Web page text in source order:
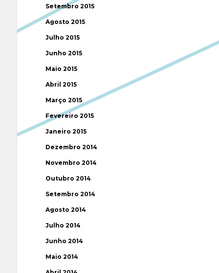
Setembro 2015
Agosto 2015
Julho 2015
Junho 2015
Maio 2015
Abril 2015
Março 2015
Fevereiro 2015
Janeiro 2015
Dezembro 2014
Novembro 2014
Outubro 2014
Setembro 2014
Agosto 2014
Julho 2014
Junho 2014
Maio 2014